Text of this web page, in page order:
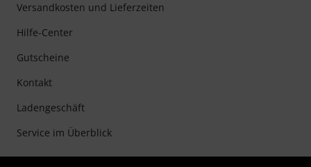
Versandkosten und Lieferzeiten
Hilfe-Center
Gutscheine
Kontakt
Ladengeschäft
Service im Überblick